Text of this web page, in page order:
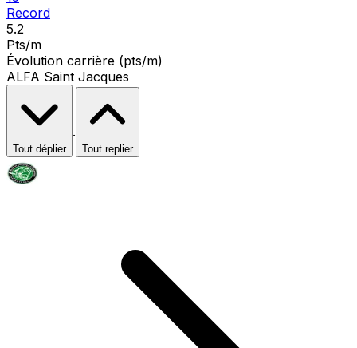
Record
5.2
Pts/m
Évolution carrière (pts/m)
ALFA Saint Jacques
Tout déplier
·
Tout replier